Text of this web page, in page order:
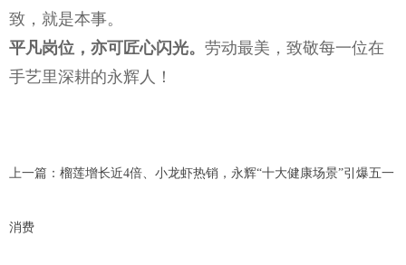
致，就是本事。
平凡岗位，亦可匠心闪光。 劳动最美，致敬每一位在
手艺里深耕的永辉人 ！
上一篇： 榴莲增长近4倍、小龙虾热销，永辉“十大健康场景”引爆五一
消费